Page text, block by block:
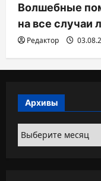
Волшебные
на все случаи
Редактор
Архивы
Архивы